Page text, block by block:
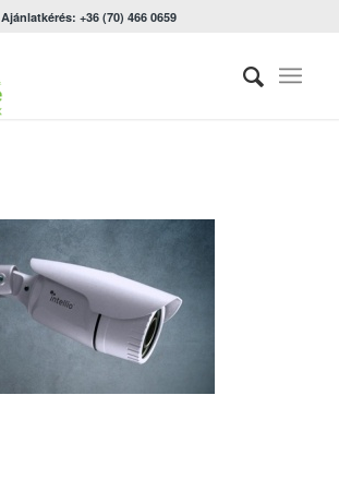
Ajánlatkérés: +36 (70) 466 0659